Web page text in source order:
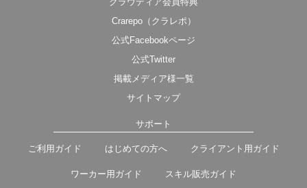
Crarepo（クラレポ）
公式Facebookページ
公式Twitter
掲載メディア様一覧
サイトマップ
サポート
ご利用ガイド はじめての方へ クライアント用ガイド
ワーカー用ガイド スキル販売ガイド